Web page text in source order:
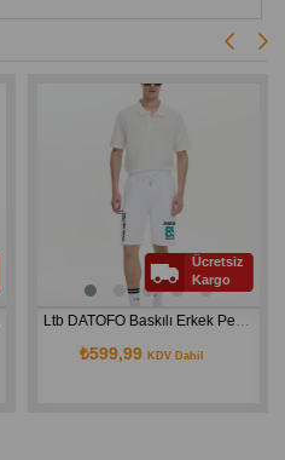
Ltb DATOFO Baskılı Erkek Penye Şort 12248760861715
₺599,99KDV Dahil
Ücretsiz
Kargo